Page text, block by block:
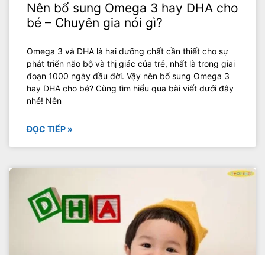
Nên bổ sung Omega 3 hay DHA cho
bé – Chuyên gia nói gì?
Omega 3 và DHA là hai dưỡng chất cần thiết cho sự
phát triển não bộ và thị giác của trẻ, nhất là trong giai
đoạn 1000 ngày đầu đời. Vậy nên bổ sung Omega 3
hay DHA cho bé? Cùng tìm hiểu qua bài viết dưới đây
nhé! Nên
ĐỌC TIẾP »